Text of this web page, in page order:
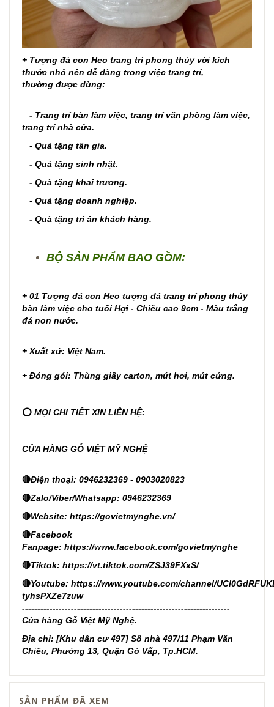
+ Tượng đá con Heo trang trí phong thủyvới kích
thước nhỏ nên dễ dàng trong việc trang trí,
thường được dùng:
- Trang trí bàn làm việc, trang trí văn phòng làm việc,
trang trí nhà cửa.
- Quà tặng tân gia.
- Quà tặng sinh nhật.
- Quà tặng khai trương.
- Quà tặng doanh nghiệp.
- Quà tặng tri ân khách hàng.
BỘ SẢN PHẨM BAO GỒM:
+ 01 Tượng đá con Heo tượng đá trang trí phong thủy
bàn làm việc cho tuổi Hợi - Chiều cao 9cm - Màu trắng
đá non nước.
+ Xuất xứ: Việt Nam.
+ Đóng gói: Thùng giấy carton, mút hơi, mút cứng.
⭕ MỌI CHI TIẾT XIN LIÊN HỆ:
CỬA HÀNG GỖ VIỆT MỸ NGHỆ
🔴Điện thoại: 0946232369 - 0903020823
🔴Zalo/Viber/Whatsapp: 0946232369
🔴Website: https://govietmynghe.vn/
🔴Facebook
Fanpage: https://www.facebook.com/govietmynghe
🔴Tiktok: https://vt.tiktok.com/ZSJ39FXxS/
🔴Youtube: https://www.youtube.com/channel/
tyhsPXZe7zuw
--------------------------------------------------------------------
Cửa hàng Gỗ Việt Mỹ Nghệ.
Địa chỉ: [Khu dân cư 497] Số nhà 497/11 Phạm Văn
Chiêu, Phường 13, Quận Gò Vấp, Tp.HCM.
SẢN PHẨM ĐÃ XEM